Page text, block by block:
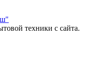
техники с сайта.